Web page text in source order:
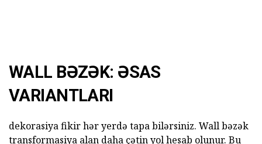
WALL BƏZƏK: ƏSAS
VARIANTLARI
dekorasiya fikir hər yerdə tapa bilərsiniz. Wall bəzək
transformasiya alan daha çətin yol hesab olunur. Bu